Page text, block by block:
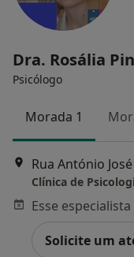
Dra. Rosália
Psicólogo
Morada 1
Rua António
Clínica de
Solicite um